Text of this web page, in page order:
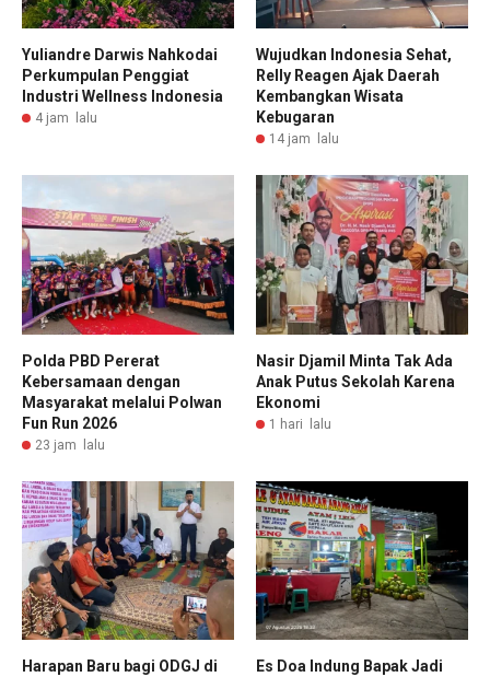
Yuliandre Darwis Nahkodai
Perkumpulan Penggiat
Industri Wellness Indonesia
4 jam lalu
Wujudkan Indonesia Sehat,
Relly Reagen Ajak Daerah
Kembangkan Wisata
Kebugaran
14 jam lalu
Polda PBD Pererat
Kebersamaan dengan
Masyarakat melalui Polwan
Fun Run 2026
23 jam lalu
Nasir Djamil Minta Tak Ada
Anak Putus Sekolah Karena
Ekonomi
1 hari lalu
Harapan Baru bagi ODGJ di
Es Doa Indung Bapak Jadi